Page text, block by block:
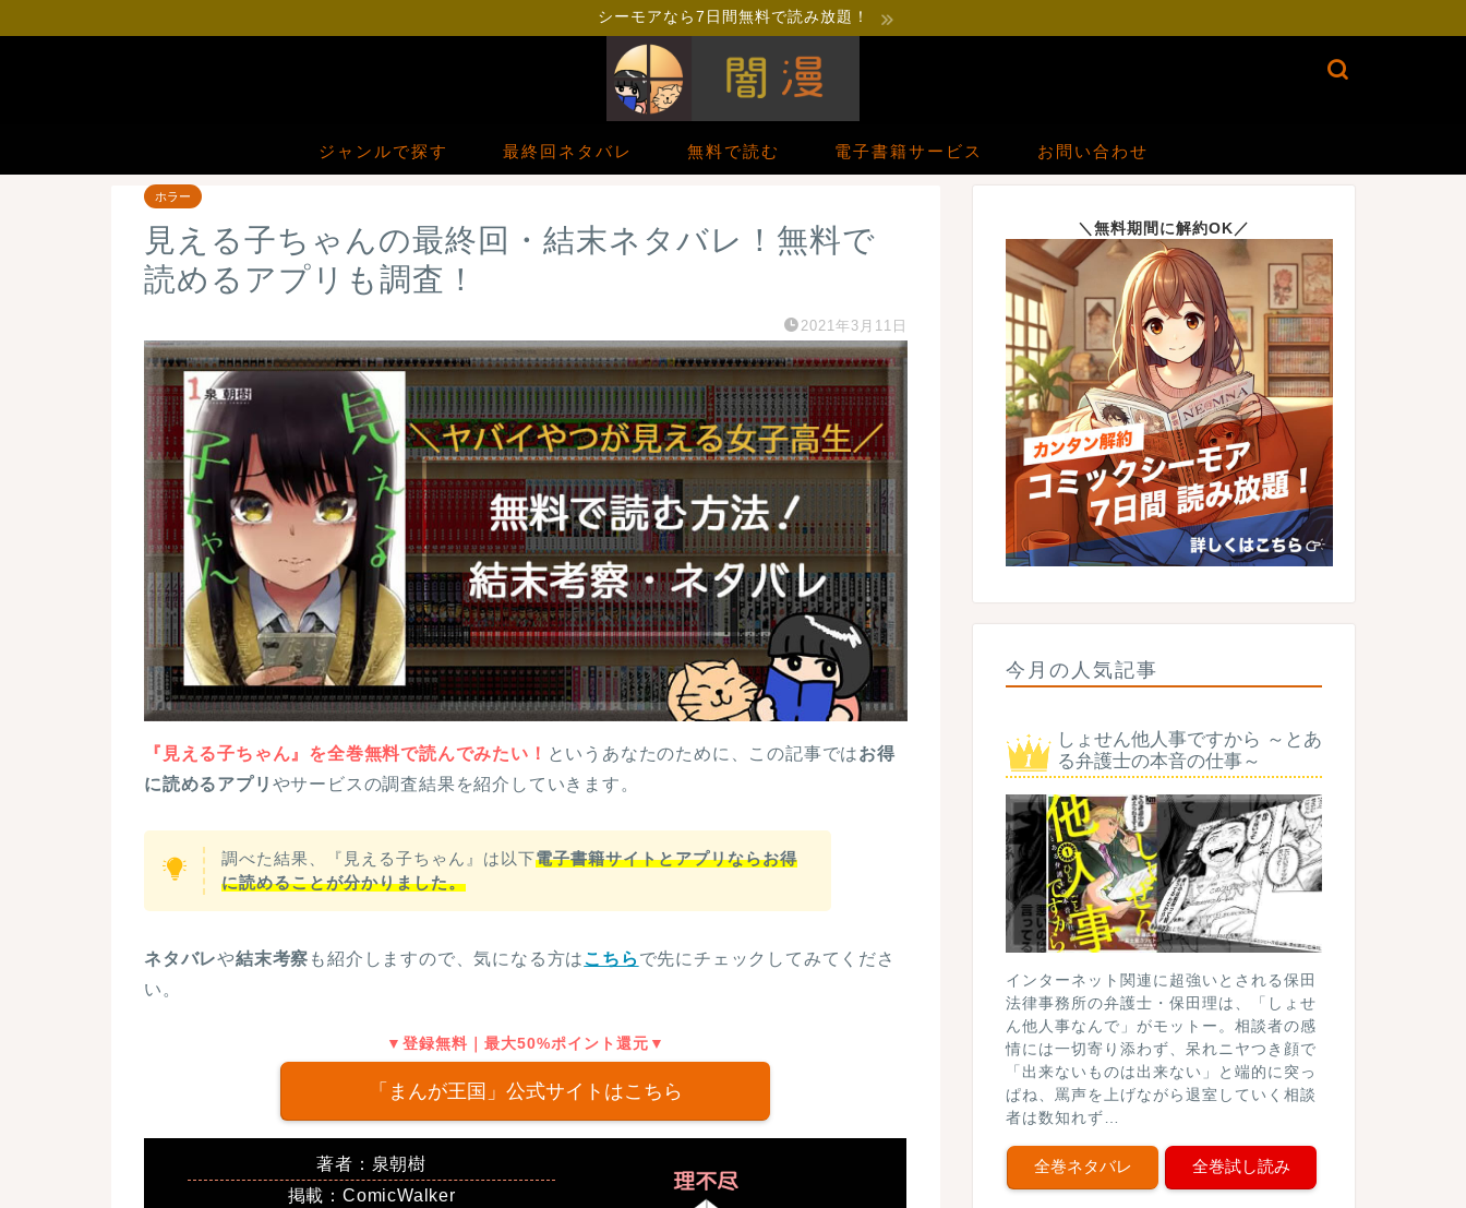
シーモアなら7日間無料で読み放題！
ジャンルで探す 最終回ネタバレ 無料で読む 電子書籍サービス お問い合わせ
ホラー
見える子ちゃんの最終回・結末ネタバレ！無料で
読めるアプリも調査！
2021年3月11日
『見える子ちゃん』を全巻無料で読んでみたい！ というあなたのために、この記事ではお得
に読めるアプリ やサービスの調査結果を紹介していきます。
調べた結果、『見える子ちゃん』は以下電子書籍サイトとアプリならお得
に読めることが分かりました。
ネタバレや結末考察 も紹介しますので、気になる方はこちら で先にチェックしてみてくださ
い。
▼登録無料｜最大50%ポイント還元▼
「まんが王国」公式サイトはこちら
著者：泉朝樹
掲載：ComicWalker
＼無料期間に解約OK／
今月の人気記事
しょせん他人事ですから ～とあ
る弁護士の本音の仕事～
インターネット関連に超強いとされる保田
法律事務所の弁護士・保田理は、「しょせ
ん他人事なんで」がモットー。相談者の感
情には一切寄り添わず、呆れニヤつき顔で
「出来ないものは出来ない」と端的に突っ
ぱね、罵声を上げながら退室していく相談
者は数知れず…
全巻ネタバレ 全巻試し読み